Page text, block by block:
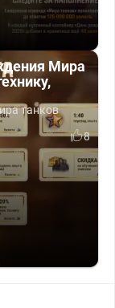
Мира
танков
8